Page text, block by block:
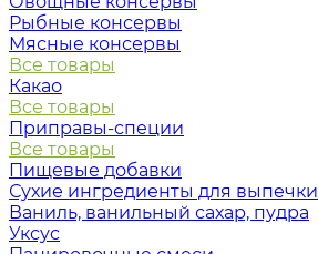
Рыбные консервы
Мясные консервы
Все товары
Какао
Все товары
Приправы-специи
Все товары
Пищевые добавки
Сухие ингредиенты для выпечки
Ваниль, ванильный сахар, пудра
Уксус